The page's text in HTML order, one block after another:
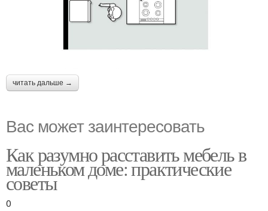
читать дальше →
Вас может заинтересовать
Как разумно расставить мебель в
маленьком доме: практические
советы
0